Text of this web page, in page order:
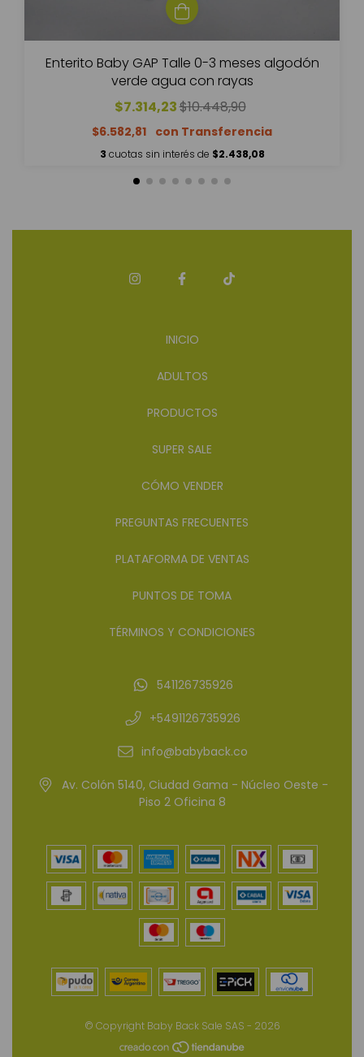
Enterito Baby GAP Talle 0-3 meses algodón
verde agua con rayas
$7.314,23$10.448,90
$6.582,81
3 cuotas sin interés de $2.438,08
INICIO
ADULTOS
PRODUCTOS
SUPER SALE
CÓMO VENDER
PREGUNTAS FRECUENTES
PLATAFORMA DE VENTAS
PUNTOS DE TOMA
TÉRMINOS Y CONDICIONES
541126735926
+5491126735926
info@babyback.co
Av. Colón 5140, Ciudad Gama - Núcleo Oeste -
Piso 2 Oficina 8
© Copyright Baby Back Sale SAS - 2026